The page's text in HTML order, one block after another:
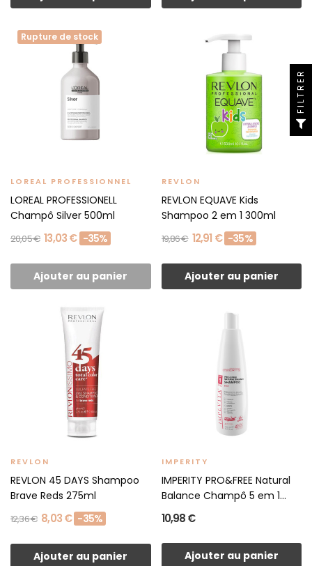
Rupture de stock
LOREAL PROFESSIONNEL
LOREAL PROFESSIONELL
Champô Silver 500ml
20,05 € 13,03 € -35%
Ajouter au panier
REVLON
REVLON EQUAVE Kids
Shampoo 2 em 1 300ml
19,86 € 12,91 € -35%
Ajouter au panier
REVLON
REVLON 45 DAYS Shampoo
Brave Reds 275ml
12,36 € 8,03 € -35%
Ajouter au panier
IMPERITY
IMPERITY PRO&FREE Natural
Balance Champô 5 em 1...
10,98 €
Ajouter au panier
FILTRER